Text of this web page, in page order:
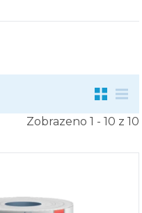
Zobrazeno 1 - 10 z 10